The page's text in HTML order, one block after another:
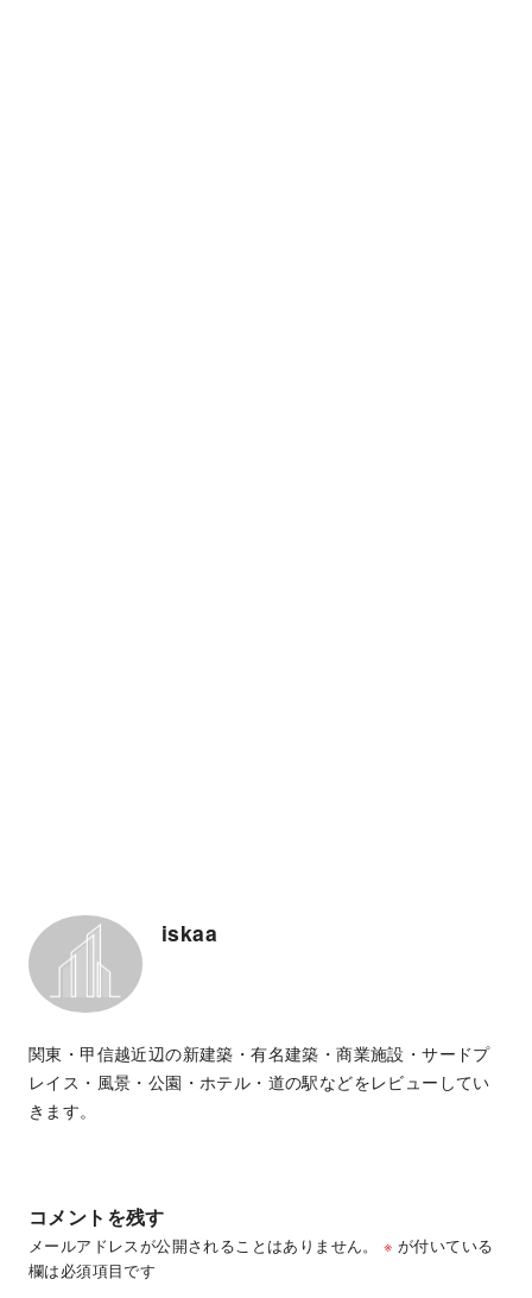
iskaa
関東・甲信越近辺の新建築・有名建築・商業施設・サードプ
レイス・風景・公園・ホテル・道の駅などをレビューしてい
きます。
コメントを残す
メールアドレスが公開されることはありません。 ※ が付いている
欄は必須項目です